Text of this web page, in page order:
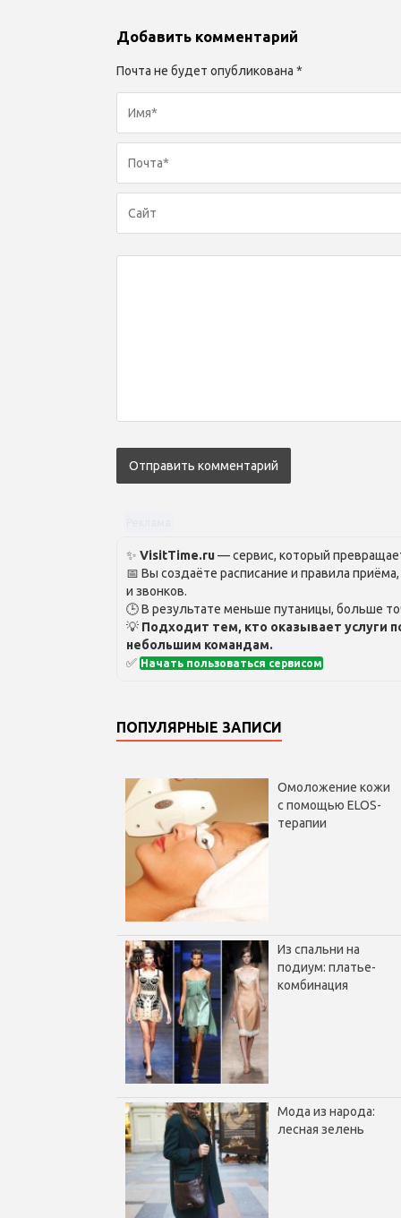
Добавить комментарий
Почта не будет опубликована *
✨ VisitTime.ru— сервис, который
📅 Вы создаёте расписание и правила
и звонков.
🕒 В результате меньше путаницы, больше
💡 Подходит тем, кто оказывает услуги
небольшим командам.
✅ Начать пользоваться сервисом
ПОПУЛЯРНЫЕ ЗАПИСИ
Омоложение кожи
с помощью ELOS-
терапии
Из спальни на
подиум: платье-
комбинация
Мода из народа:
лесная зелень